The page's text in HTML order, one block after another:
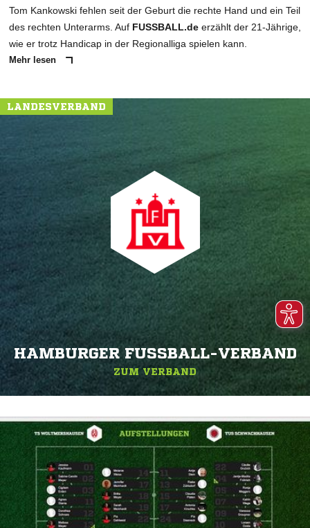
Tom Kankowski fehlen seit der Geburt die rechte Hand und ein Teil
des rechten Unterarms. Auf FUSSBALL.de erzählt der 21-Jährige,
wie er trotz Handicap in der Regionalliga spielen kann.
Mehr lesen
LANDESVERBAND
HAMBURGER FUSSBALL-VERBAND
ZUM VERBAND